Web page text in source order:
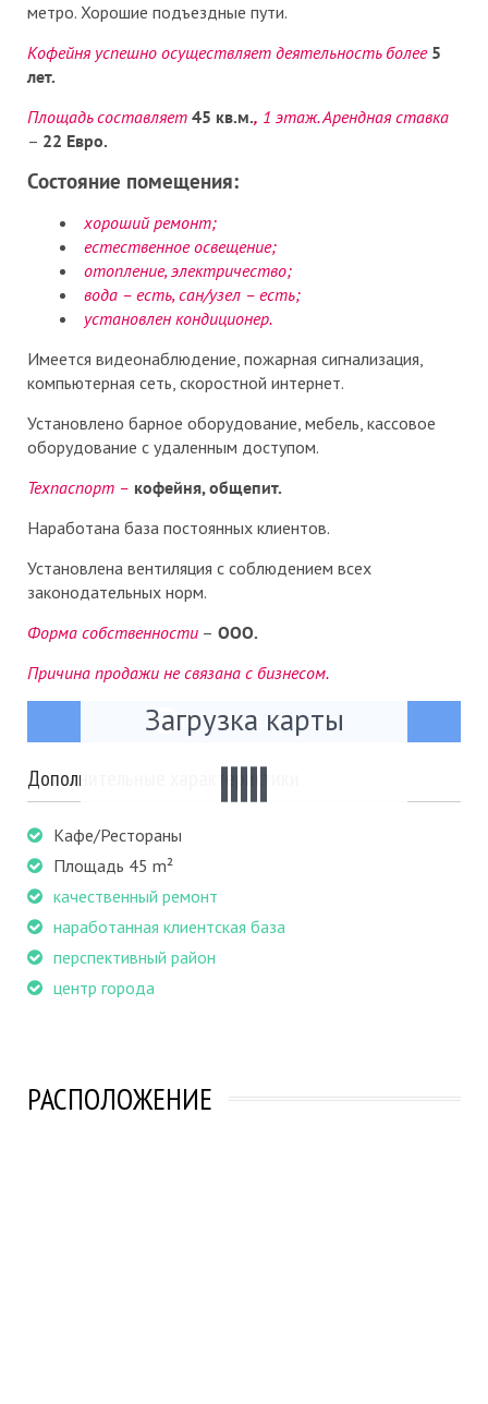
метро. Хорошие подъездные пути.
Кофейня успешно осуществляет деятельность более 5
лет.
Площадь составляет 45 кв.м., 1 этаж. Арендная ставка
– 22 Евро.
Состояние помещения:
хороший ремонт;
естественное освещение;
отопление, электричество;
вода – есть, сан/узел – есть;
установлен кондиционер.
Имеется видеонаблюдение, пожарная сигнализация,
компьютерная сеть, скоростной интернет.
Установлено барное оборудование, мебель, кассовое
оборудование с удаленным доступом.
Техпаспорт – кофейня, общепит.
Наработана база постоянных клиентов.
Установлена вентиляция с соблюдением всех
законодательных норм.
Форма собственности – ООО.
Причина продажи не связана с бизнесом.
ПРЕДЛОЖИТЕ СВОЮ ЦЕНУ
Дополнительные характеристики
Кафе/Рестораны
Площадь 45 m²
качественный ремонт
наработанная клиентская база
перспективный район
центр города
РАСПОЛОЖЕНИЕ
Загрузка карты